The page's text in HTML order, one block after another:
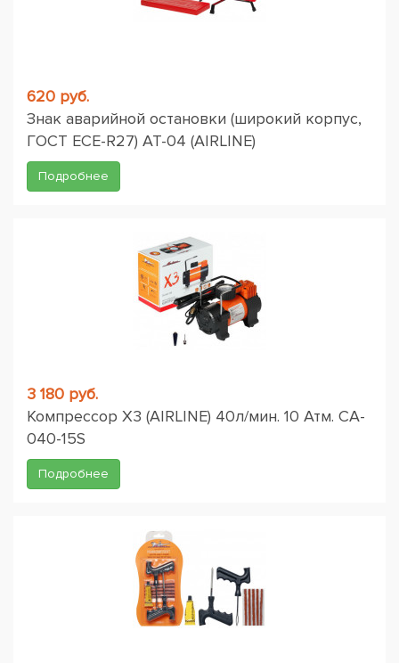
620 руб.
Знак аварийной остановки (широкий корпус,
ГОСТ ЕСЕ-R27) AT-04 (AIRLINE)
Подробнее
3 180 руб.
Компрессор X3 (AIRLINE) 40л/мин. 10 Атм. CA-
040-15S
Подробнее